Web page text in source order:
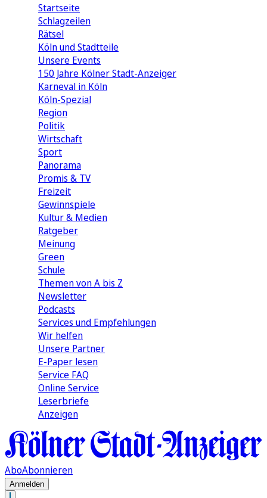
Startseite
Schlagzeilen
Rätsel
Köln und Stadtteile
Unsere Events
150 Jahre Kölner Stadt-Anzeiger
Karneval in Köln
Köln-Spezial
Region
Politik
Wirtschaft
Sport
Panorama
Promis & TV
Freizeit
Gewinnspiele
Kultur & Medien
Ratgeber
Meinung
Green
Schule
Themen von A bis Z
Newsletter
Podcasts
Services und Empfehlungen
Wir helfen
Unsere Partner
E-Paper lesen
Service FAQ
Online Service
Leserbriefe
Anzeigen
AboAbonnieren
Anmelden